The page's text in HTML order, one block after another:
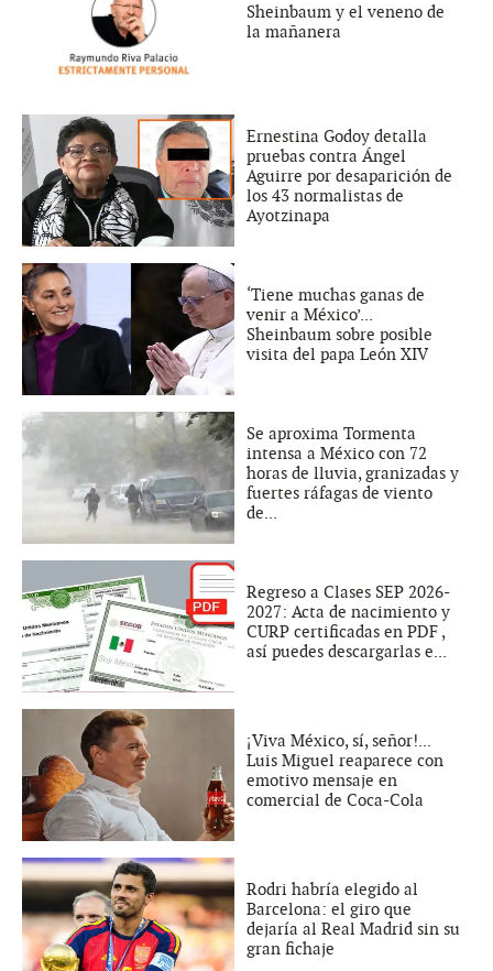
Sheinbaum y el veneno de
la mañanera
Ernestina Godoy detalla
pruebas contra Ángel
Aguirre por desaparición de
los 43 normalistas de
Ayotzinapa
‘Tiene muchas ganas de
venir a México’...
Sheinbaum sobre posible
visita del papa León XIV
Se aproxima Tormenta
intensa a México con 72
horas de lluvia, granizadas y
fuertes ráfagas de viento
de...
Regreso a Clases SEP 2026-
2027: Acta de nacimiento y
CURP certificadas en PDF ,
así puedes descargarlas e...
¡Viva México, sí, señor!...
Luis Miguel reaparece con
emotivo mensaje en
comercial de Coca-Cola
Rodri habría elegido al
Barcelona: el giro que
dejaría al Real Madrid sin su
gran fichaje